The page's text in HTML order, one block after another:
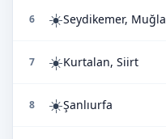
6 ☀️Seydikemer, Muğla
7 ☀️Kurtalan, Siirt
8 ☀️Şanlıurfa